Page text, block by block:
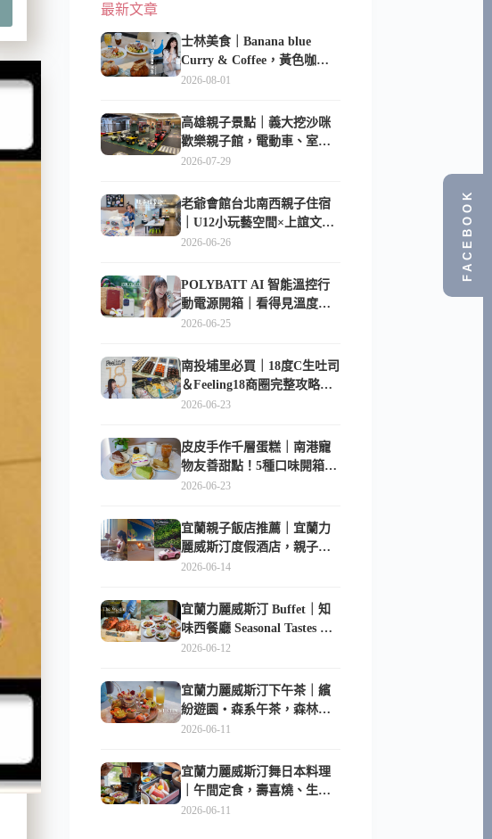
最新文章
士林美食｜Banana blue
Curry & Coffee，黃色咖啡
廳裡的創意咖哩與香蕉甜點
2026-08-01
高雄親子景點｜義大挖沙咪
歡樂親子館，電動車、室內
沙坑、互動球池一票玩到底
2026-07-29
老爺會館台北南西親子住宿
｜U12小玩藝空間×上誼文
化，暑假帶孩子這樣玩
2026-06-26
POLYBATT AI 智能溫控行
動電源開箱｜看得見溫度與
電量，外出更安心的
2026-06-25
南投埔里必買｜18度C生吐司
＆Feeling18商圈完整攻略，
在地人帶路這樣逛
2026-06-23
皮皮手作千層蛋糕｜南港寵
物友善甜點！5種口味開箱，
比Lady M便宜一半的台北隱
2026-06-23
宜蘭親子飯店推薦｜宜蘭力
麗威斯汀度假酒店，親子
房、Buffet、泳池、兒童俱樂
2026-06-14
宜蘭力麗威斯汀 Buffet｜知
味西餐廳 Seasonal Tastes 晚
餐早餐吃什麼？
2026-06-12
宜蘭力麗威斯汀下午茶｜繽
紛遊園・森系午茶，森林系
甜點超好拍
2026-06-11
宜蘭力麗威斯汀舞日本料理
｜午間定食，壽喜燒、生魚
片與日式包廂空間
2026-06-11
FACEBOOK